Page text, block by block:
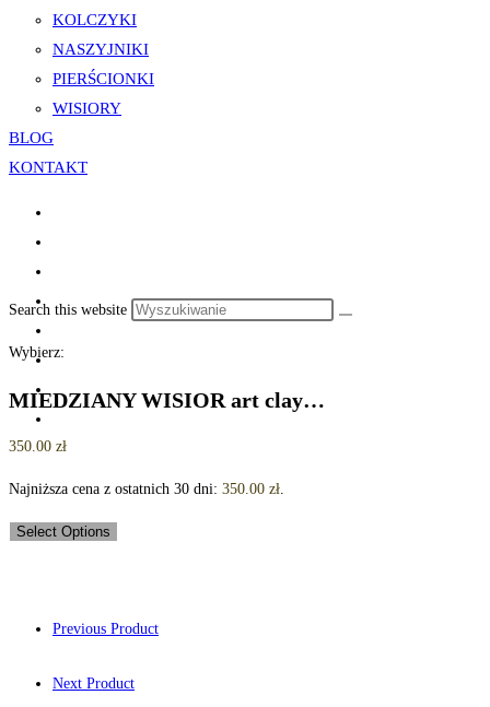
KOLCZYKI
NASZYJNIKI
PIERŚCIONKI
WISIORY
BLOG
KONTAKT
Search this website
Wybierz:
MIEDZIANY WISIOR art clay…
350.00 zł
Najniższa cena z ostatnich 30 dni: 350.00 zł.
Select Options
Previous Product
Next Product